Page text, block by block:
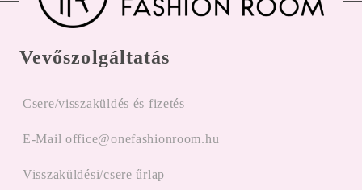
Vevőszolgáltatás
Csere/visszaküldés és fizetés
E-Mail office@onefashionroom.hu
Visszaküldési/csere űrlap